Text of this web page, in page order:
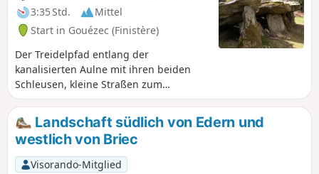
3:35 Std.
Mittel
Start in Gouézec (Finistère)
Der Treidelpfad entlang der
kanalisierten Aulne mit ihren beiden
Schleusen, kleine Straßen zum
ländlichen Dorf Gouézec mit Blick auf
die Monts d'Arrée und Rückweg nach
Pont-Coblant über Wege mitten in der
Natur.Entlang der Strecke entdeckt man
eine schöne überdachte Allee.
Landschaft südlich von Edern und
westlich von Briec
Visorando-Mitglied